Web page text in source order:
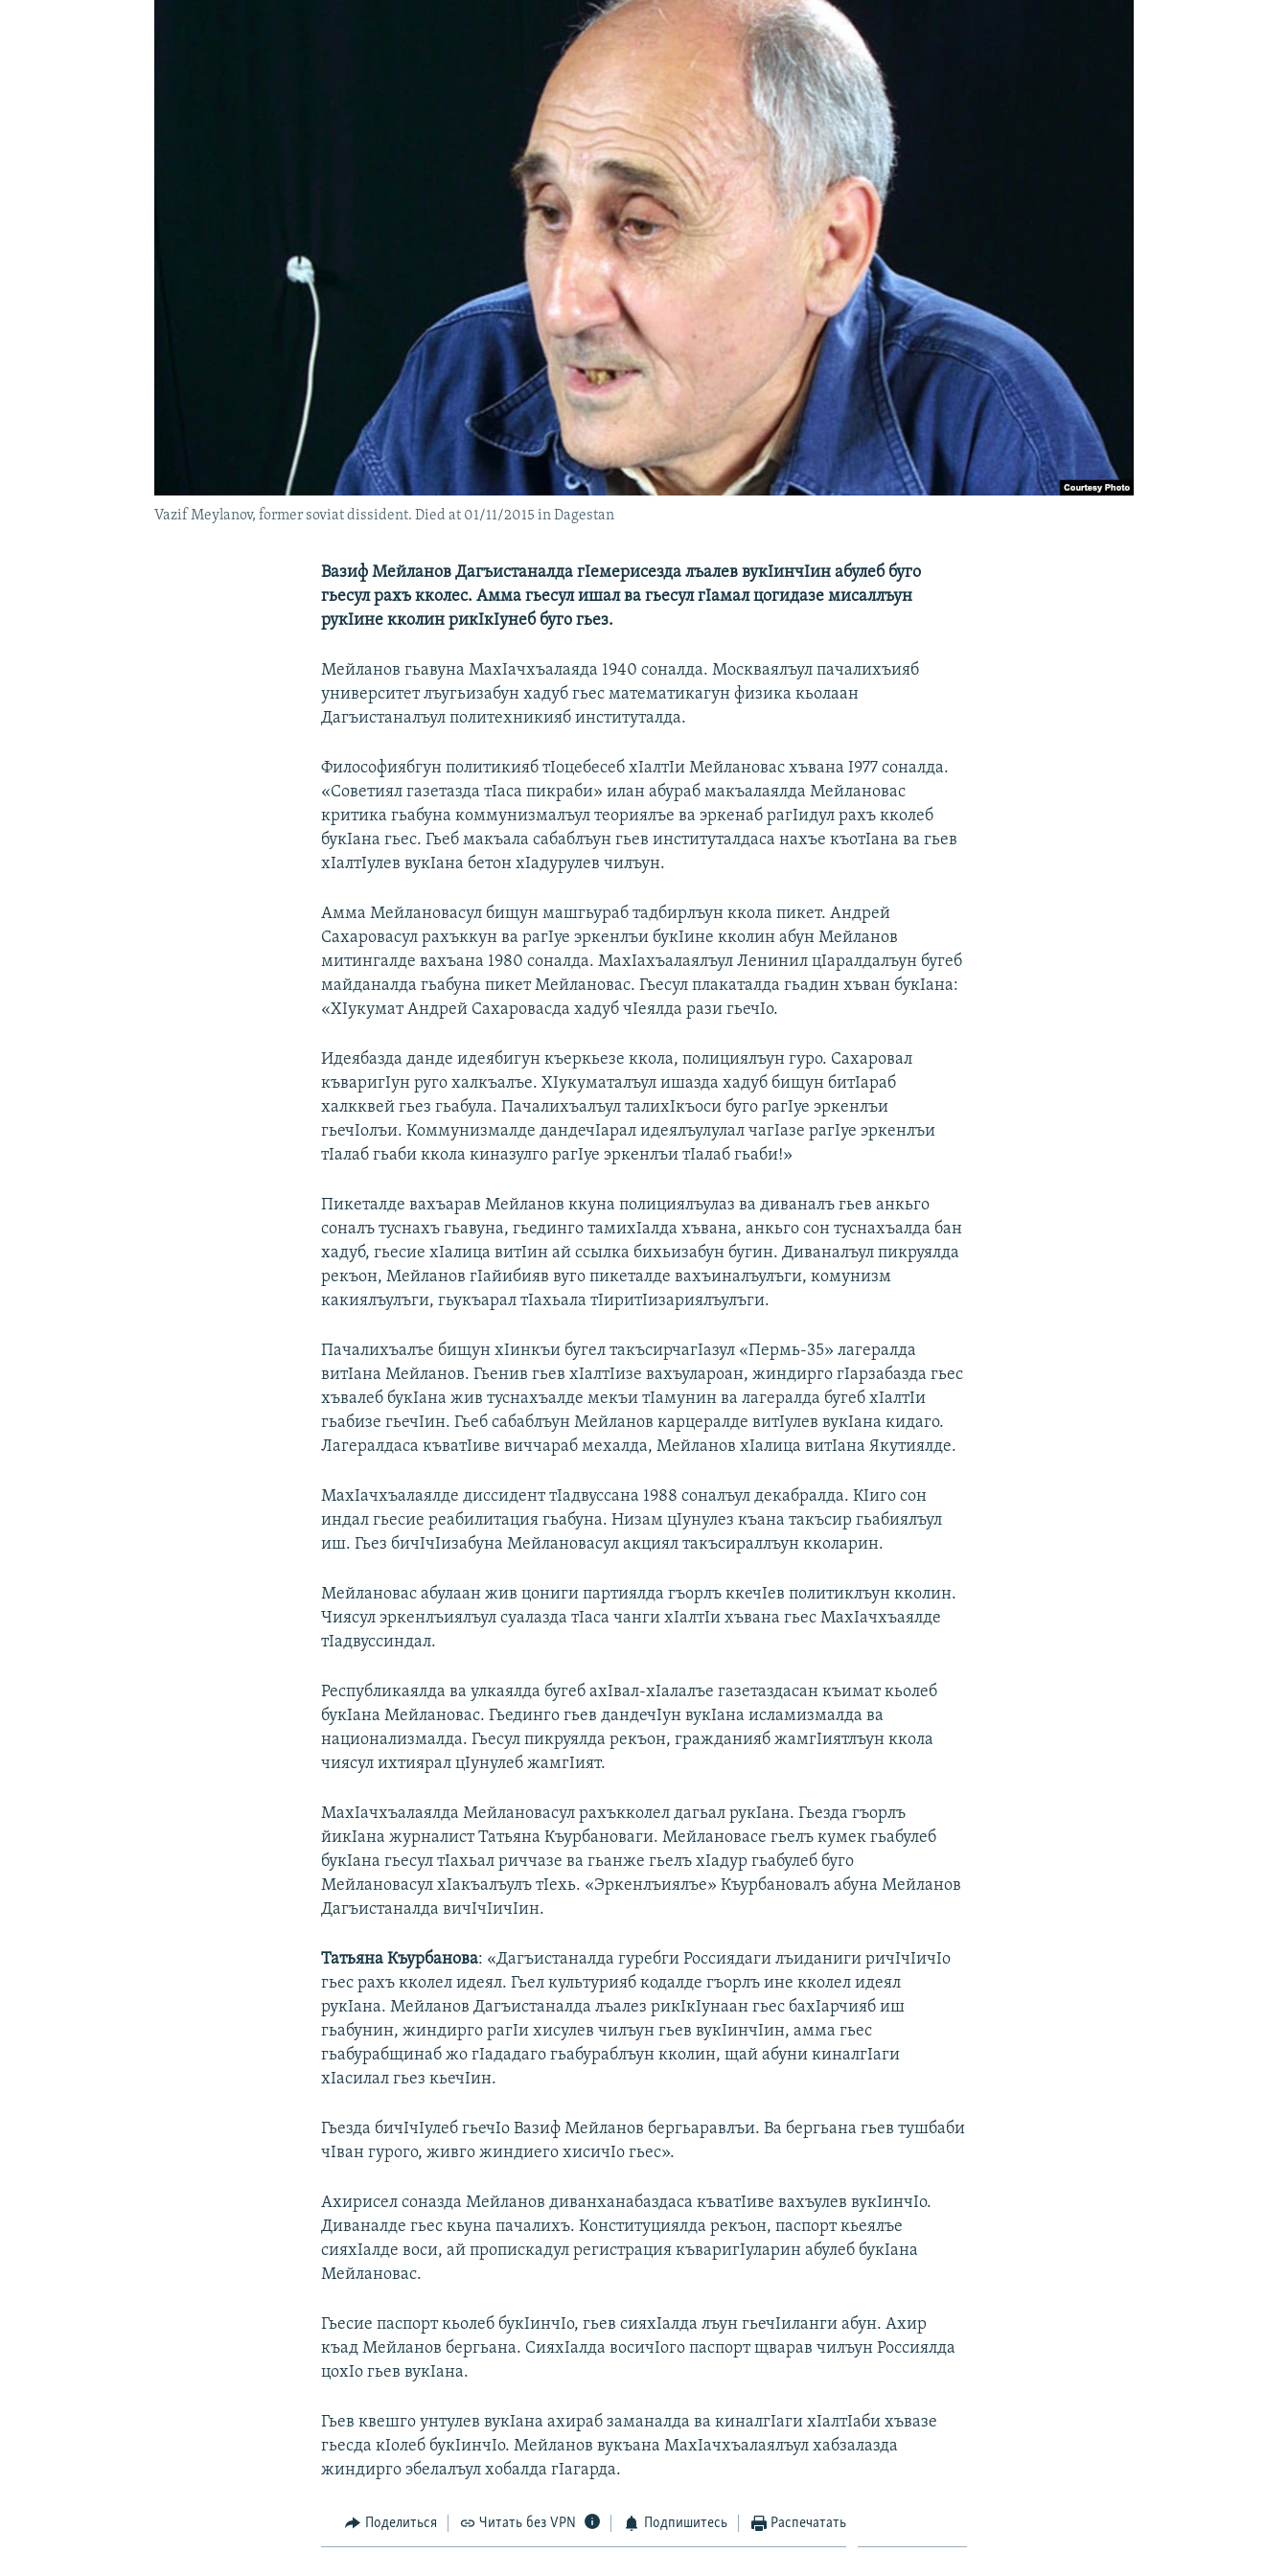
Vazif Meylanov, former soviat dissident. Died at 01/11/2015 in Dagestan
Вазиф Мейланов Дагъистаналда гIемерисезда лъалев вукIинчIин абулеб буго
гьесул рахъ кколес. Амма гьесул ишал ва гьесул гIамал цогидазе мисаллъун
рукIине кколин рикIкIунеб буго гьез.
Мейланов гьавуна МахIачхъалаяда 1940 соналда. Москваялъул пачалихъияб
университет лъугьизабун хадуб гьес математикагун физика кьолаан
Дагъистаналъул политехникияб институталда.
Философиябгун политикияб тIоцебесеб хIалтIи Мейлановас хъвана I977 соналда.
«Советиял газетазда тIаса пикраби» илан абураб макъалаялда Мейлановас
критика гьабуна коммунизмалъул теориялъе ва эркенаб рагIидул рахъ кколеб
букIана гьес. Гьеб макъала сабаблъун гьев институталдаса нахъе къотIана ва гьев
хIалтIулев вукIана бетон хIадурулев чилъун.
Амма Мейлановасул бищун машгьураб тадбирлъун ккола пикет. Андрей
Сахаровасул рахъккун ва рагIуе эркенлъи букIине кколин абун Мейланов
митингалде вахъана 1980 соналда. МахIахъалаялъул Ленинил цIаралдалъун бугеб
майданалда гьабуна пикет Мейлановас. Гьесул плакаталда гьадин хъван букIана:
«ХIукумат Андрей Сахаровасда хадуб чIеялда рази гьечIо.
Идеябазда данде идеябигун къеркьезе ккола, полициялъун гуро. Сахаровал
къваригIун руго халкъалъе. ХIукуматалъул ишазда хадуб бищун битIараб
халкквей гьез гьабула. Пачалихъалъул талихIкъоси буго рагIуе эркенлъи
гьечIолъи. Коммунизмалде дандечIарал идеялъулулал чагIазе рагIуе эркенлъи
тIалаб гьаби ккола киназулго рагIуе эркенлъи тIалаб гьаби!»
Пикеталде вахъарав Мейланов ккуна полициялъулаз ва диваналъ гьев анкьго
соналъ туснахъ гьавуна, гьединго тамихIалда хъвана, анкьго сон туснахъалда бан
хадуб, гьесие хIалица витIин ай ссылка бихьизабун бугин. Диваналъул пикруялда
рекъон, Мейланов гIайибияв вуго пикеталде вахъиналъулъги, комунизм
какиялъулъги, гьукъарал тIахьала тIиритIизариялъулъги.
Пачалихъалъе бищун хIинкъи бугел такъсирчагIазул «Пермь-35» лагералда
витIана Мейланов. Гьенив гьев хIалтIизе вахъулароан, жиндирго гIарзабазда гьес
хъвалеб букIана жив туснахъалде мекъи тIамунин ва лагералда бугеб хIалтIи
гьабизе гьечIин. Гьеб сабаблъун Мейланов карцералде витIулев вукIана кидаго.
Лагералдаса къватIиве виччараб мехалда, Мейланов хIалица витIана Якутиялде.
МахIачхъалаялде диссидент тIадвуссана 1988 соналъул декабралда. КIиго сон
индал гьесие реабилитация гьабуна. Низам цIунулез къана такъсир гьабиялъул
иш. Гьез бичIчIизабуна Мейлановасул акциял такъсираллъун кколарин.
Мейлановас абулаан жив цониги партиялда гъорлъ ккечIев политиклъун кколин.
Чиясул эркенлъиялъул суалазда тIаса чанги хIалтIи хъвана гьес МахIачхъаялде
тIадвуссиндал.
Республикаялда ва улкаялда бугеб ахIвал-хIалалъе газетаздасан къимат кьолеб
букIана Мейлановас. Гьединго гьев дандечIун вукIана исламизмалда ва
национализмалда. Гьесул пикруялда рекъон, гражданияб жамгIиятлъун ккола
чиясул ихтиярал цIунулеб жамгIият.
МахIачхъалаялда Мейлановасул рахъкколел дагьал рукIана. Гьезда гъорлъ
йикIана журналист Татьяна Къурбановаги. Мейлановасе гьелъ кумек гьабулеб
букIана гьесул тIахьал риччазе ва гьанже гьелъ хIадур гьабулеб буго
Мейлановасул хIакъалъулъ тIехь. «Эркенлъиялъе» Къурбановалъ абуна Мейланов
Дагъистаналда вичIчIичIин.
Татьяна Къурбанова: «Дагъистаналда гуребги Россиядаги лъиданиги ричIчIичIо
гьес рахъ кколел идеял. Гьел культурияб кодалде гъорлъ ине кколел идеял
рукIана. Мейланов Дагъистаналда лъалез рикIкIунаан гьес бахIарчияб иш
гьабунин, жиндирго рагIи хисулев чилъун гьев вукIинчIин, амма гьес
гьабурабщинаб жо гIададаго гьабураблъун кколин, щай абуни киналгIаги
хIасилал гьез кьечIин.
Гьезда бичIчIулеб гьечIо Вазиф Мейланов бергьаравлъи. Ва бергьана гьев тушбаби
чIван гурого, живго жиндиего хисичIо гьес».
Ахирисел соназда Мейланов диванханабаздаса къватIиве вахъулев вукIинчIо.
Диваналде гьес кьуна пачалихъ. Конституциялда рекъон, паспорт кьеялъе
сияхIалде воси, ай пропискадул регистрация къваригIуларин абулеб букIана
Мейлановас.
Гьесие паспорт кьолеб букIинчIо, гьев сияхIалда лъун гьечIиланги абун. Ахир
къад Мейланов бергьана. СияхIалда восичIого паспорт щварав чилъун Россиялда
цохIо гьев вукIана.
Гьев квешго унтулев вукIана ахираб заманалда ва киналгIаги хIалтIаби хъвазе
гьесда кIолеб букIинчIо. Мейланов вукъана МахIачхъалаялъул хабзалазда
жиндирго эбелалъул хобалда гIагарда.
Поделиться Читать без VPN Подпишитесь Распечатать